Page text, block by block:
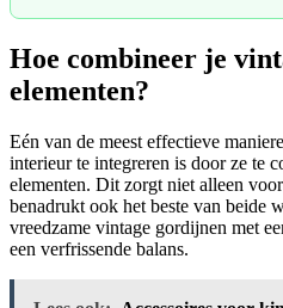
Hoe combineer je
elementen?
Eén van de meest effectieve
interieur te integreren is door ze te
elementen. Dit zorgt niet alleen
benadrukt ook het beste van beide
vreedzame vintage gordijnen met
een verfrissende balans.